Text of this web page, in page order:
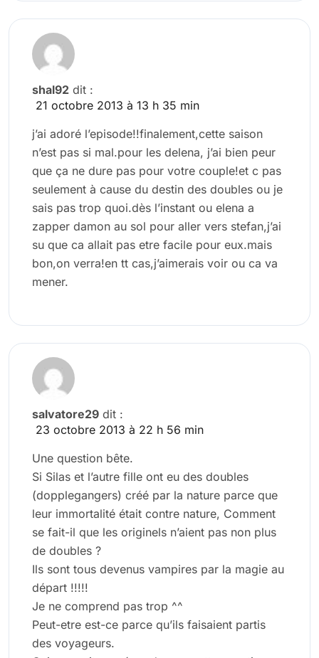
shal92 dit :
21 octobre 2013 à 13 h 35 min
j’ai adoré l’episode!!finalement,cette saison
n’est pas si mal.pour les delena, j’ai bien peur
que ça ne dure pas pour votre couple!et c pas
seulement à cause du destin des doubles ou je
sais pas trop quoi.dès l’instant ou elena a
zapper damon au sol pour aller vers stefan,j’ai
su que ca allait pas etre facile pour eux.mais
bon,on verra!en tt cas,j’aimerais voir ou ca va
mener.
salvatore29 dit :
23 octobre 2013 à 22 h 56 min
Une question bête.
Si Silas et l’autre fille ont eu des doubles
(dopplegangers) créé par la nature parce que
leur immortalité était contre nature, Comment
se fait-il que les originels n’aient pas non plus
de doubles ?
Ils sont tous devenus vampires par la magie au
départ !!!!!
Je ne comprend pas trop ^^
Peut-etre est-ce parce qu’ils faisaient partis
des voyageurs.